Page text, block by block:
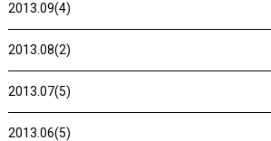
2013.09(4)
2013.08(2)
2013.07(5)
2013.06(5)